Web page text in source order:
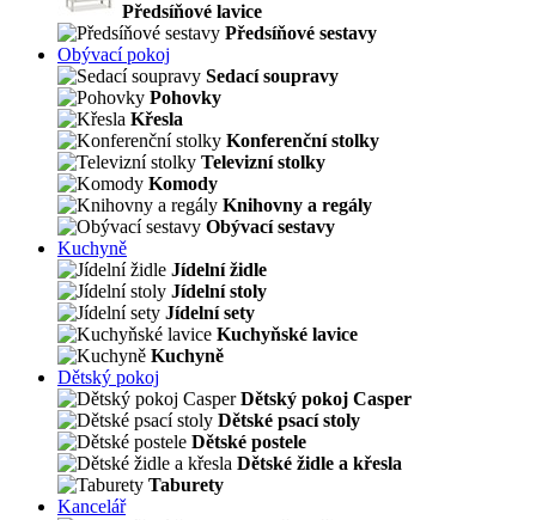
Předsíňové lavice
Předsíňové sestavy
Obývací pokoj
Sedací soupravy
Pohovky
Křesla
Konferenční stolky
Televizní stolky
Komody
Knihovny a regály
Obývací sestavy
Kuchyně
Jídelní židle
Jídelní stoly
Jídelní sety
Kuchyňské lavice
Kuchyně
Dětský pokoj
Dětský pokoj Casper
Dětské psací stoly
Dětské postele
Dětské židle a křesla
Taburety
Kancelář